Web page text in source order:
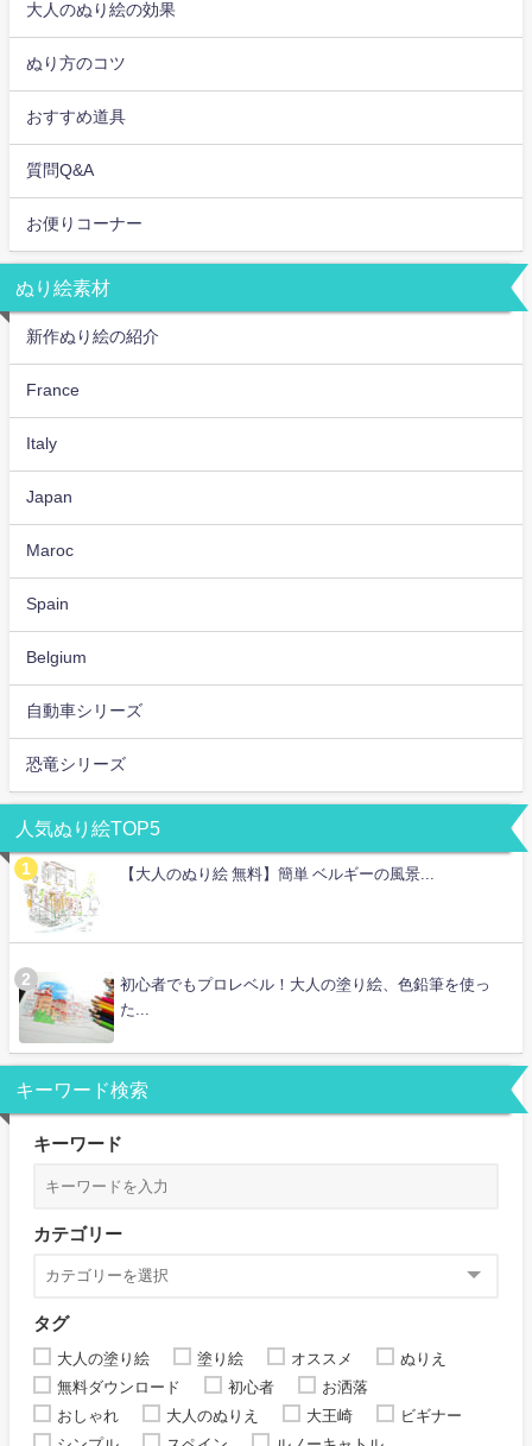
大人のぬり絵の効果
ぬり方のコツ
おすすめ道具
質問Q&A
お便りコーナー
ぬり絵素材
新作ぬり絵の紹介
France
Italy
Japan
Maroc
Spain
Belgium
自動車シリーズ
恐竜シリーズ
人気ぬり絵TOP5
【大人のぬり絵 無料】簡単 ベルギーの風景...
初心者でもプロレベル！大人の塗り絵、色鉛筆を使っ
た...
キーワード検索
キーワード
カテゴリー
タグ
大人の塗り絵 塗り絵 オススメ
ぬりえ
無料ダウンロード
初心者
お洒落
おしゃれ
大人のぬりえ 大王崎
ビギナー